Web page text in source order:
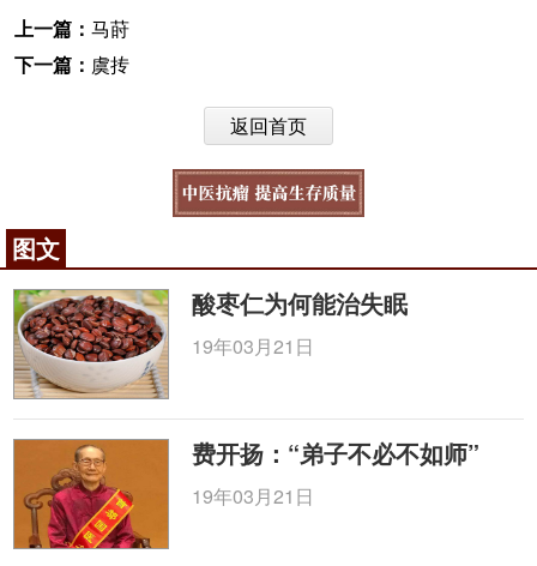
上一篇： 马莳
下一篇： 虞抟
返回首页
图文
酸枣仁为何能治失眠
19年03月21日
费开扬：“弟子不必不如师”
19年03月21日